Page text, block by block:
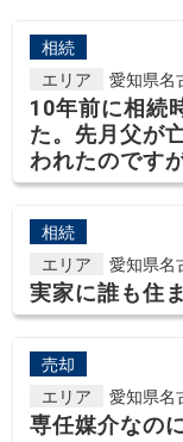
相続
エリア
愛知県名
10年前に相続
た。先月父が
われたのです
相続
エリア
愛知県名
実家に誰も住
売却
エリア
愛知県名
専任媒介なの